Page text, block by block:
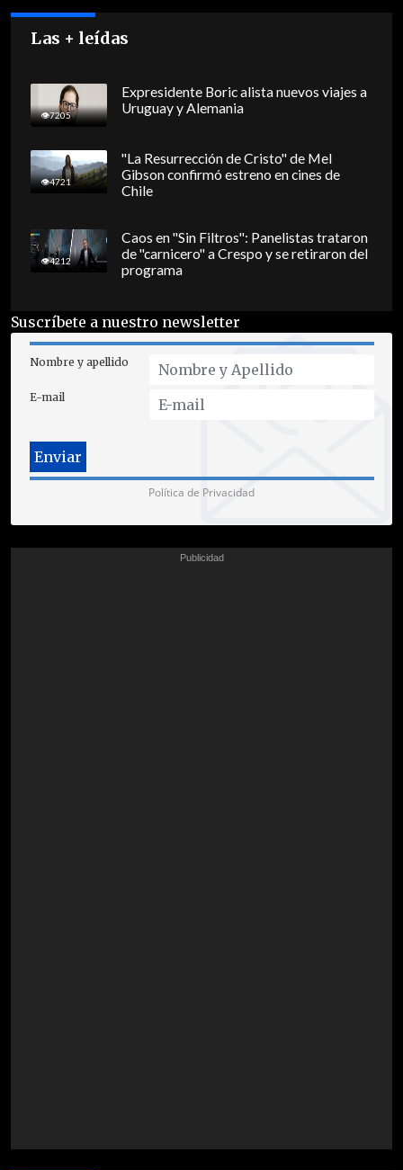
Las + leídas
7205
Expresidente Boric alista nuevos viajes a
Uruguay y Alemania
4721
"La Resurrección de Cristo" de Mel
Gibson confirmó estreno en cines de
Chile
4212
Caos en "Sin Filtros": Panelistas trataron
de "carnicero" a Crespo y se retiraron del
programa
Suscríbete a nuestro newsletter
Nombre y apellido
E-mail
Política de Privacidad